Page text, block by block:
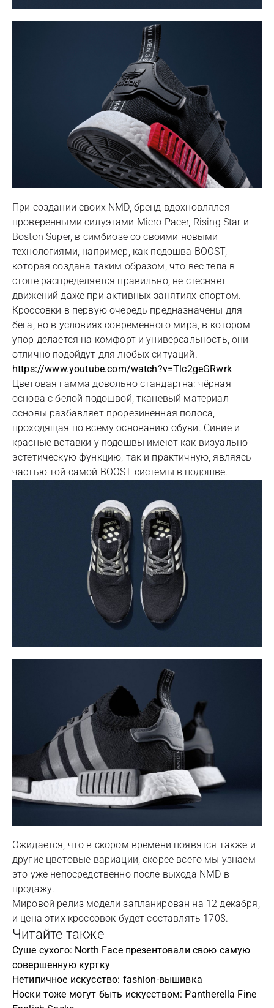
При создании своих NMD, бренд вдохновлялся
проверенными силуэтами Micro Pacer, Rising Star и
Boston Super, в симбиозе со своими новыми
технологиями, например, как подошва BOOST,
которая создана таким образом, что вес тела в
стопе распределяется правильно, не стесняет
движений даже при активных занятиях спортом.
Кроссовки в первую очередь предназначены для
бега, но в условиях современного мира, в котором
упор делается на комфорт и универсальность, они
отлично подойдут для любых ситуаций.
https://www.youtube.com/watch?v=Tlc2geGRwrk
Цветовая гамма довольно стандартна: чёрная
основа с белой подошвой, тканевый материал
основы разбавляет прорезиненная полоса,
проходящая по всему основанию обуви. Синие и
красные вставки у подошвы имеют как визуально
эстетическую функцию, так и практичную, являясь
частью той самой BOOST системы в подошве.
Ожидается, что в скором времени появятся также и
другие цветовые вариации, скорее всего мы узнаем
это уже непосредственно после выхода NMD в
продажу.
Мировой релиз модели запланирован на 12 декабря,
и цена этих кроссовок будет составлять 170$.
Читайте также
Суше сухого: North Face презентовали свою самую
совершенную куртку
Нетипичное искусство: fashion-вышивка
Носки тоже могут быть искусством: Pantherella Fine